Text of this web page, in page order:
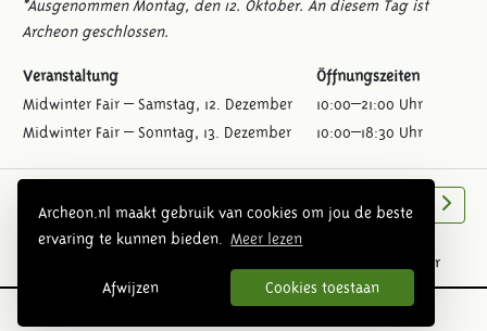
Archeon.nl maakt gebruik van cookies om jou de beste
ervaring te kunnen bieden.
Meer lezen
Afwijzen Cookies toestaan
*Ausgenommen Montag, den 12. Oktober. An diesem Tag ist
Archeon geschlossen.
Veranstaltung
Öffnungszeiten
Midwinter Fair – Samstag, 12. Dezember
10:00–21:00 Uhr
Midwinter Fair – Sonntag, 13. Dezember
10:00–18:30 Uhr
Parkübersicht Nächstes
Mittelalter